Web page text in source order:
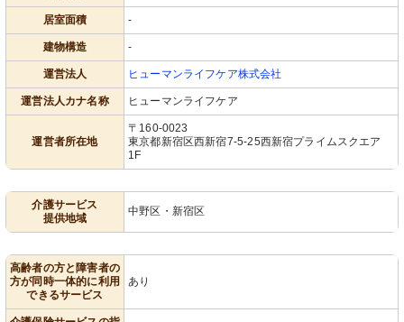
居室面積 -
建物構造 -
運営法人 ヒューマンライフケア株式会社
運営法人カナ名称 ヒューマンライフケア
運営者所在地
〒160-0023
東京都新宿区西新宿7-5-25西新宿プライムスクエア
1F
介護サービス
提供地域
中野区・新宿区
高齢者の方と障害者の
方が同時一体的に利用
できるサービス
あり